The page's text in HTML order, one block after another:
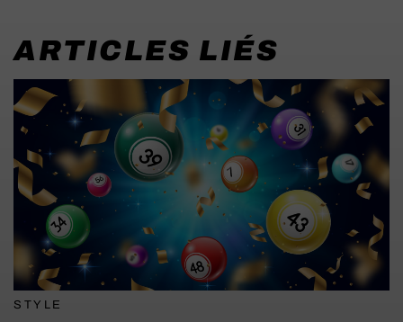
ARTICLES LIÉS
STYLE